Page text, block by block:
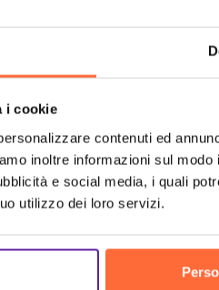
i cookie
contenuti ed
inoltre informazioni sul
e social media, i quali
utilizzo dei loro servizi.
che le inefficienze
servizi e per iniziare il
inizia oggi!